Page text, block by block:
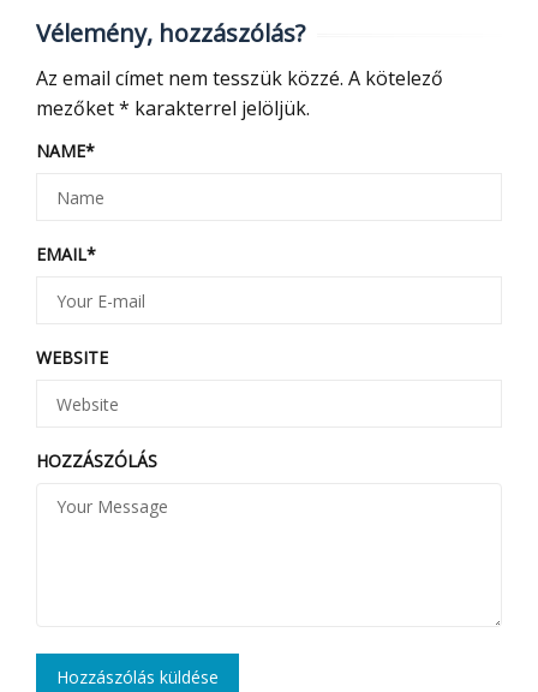
Vélemény, hozzászólás?
Az email címet nem tesszük közzé. A kötelező
mezőket* karakterrel jelöljük.
NAME*
EMAIL*
WEBSITE
HOZZÁSZÓLÁS